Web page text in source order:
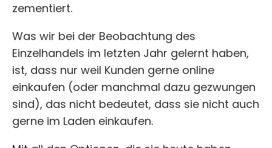
zementiert.
Was wir bei der Beobachtung des
Einzelhandels im letzten Jahr gelernt haben,
ist, dass nur weil Kunden gerne online
einkaufen (oder manchmal dazu gezwungen
sind), das nicht bedeutet, dass sie nicht auch
gerne im Laden einkaufen.